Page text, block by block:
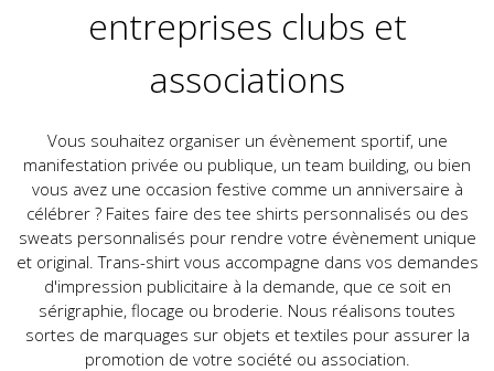
entreprises clubs et
associations
Vous souhaitez organiser un évènement sportif, une
manifestation privée ou publique, un team building, ou bien
vous avez une occasion festive comme un anniversaire à
célébrer ? Faites faire des tee shirts personnalisés ou des
sweats personnalisés pour rendre votre évènement unique
et original. Trans-shirt vous accompagne dans vos demandes
d'impression publicitaire à la demande, que ce soit en
sérigraphie, flocage ou broderie. Nous réalisons toutes
sortes de marquages sur objets et textiles pour assurer la
promotion de votre société ou association.